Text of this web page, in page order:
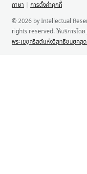
ภาษา | การตั้งค่าคุกกี้
© 2026 by Intellectual
rights reserved. ให้บริการโดย
พระเยซูคริสต์แห่งวิสุทธิชนยุคสุ